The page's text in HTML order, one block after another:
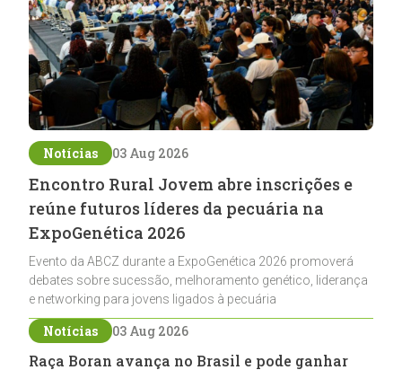
Notícias 03 Aug 2026
Encontro Rural Jovem abre inscrições e
reúne futuros líderes da pecuária na
ExpoGenética 2026
Evento da ABCZ durante a ExpoGenética 2026 promoverá
debates sobre sucessão, melhoramento genético, liderança
e networking para jovens ligados à pecuária
Notícias 03 Aug 2026
Raça Boran avança no Brasil e pode ganhar